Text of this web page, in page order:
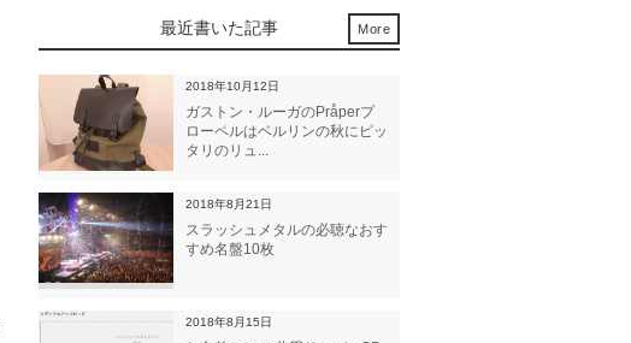
最近書いた記事
2018年10月12日
ガストン・ルーガのPråperプ
ローペルはベルリンの秋にピッ
タリのリュ...
2018年8月21日
スラッシュメタルの必聴なおす
すめ名盤10枚
2018年8月15日
More